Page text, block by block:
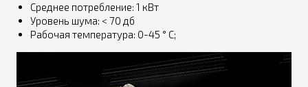
Среднее потребление: 1 кВт
Уровень шума: < 70 дб
Рабочая температура: 0-45 ° C;